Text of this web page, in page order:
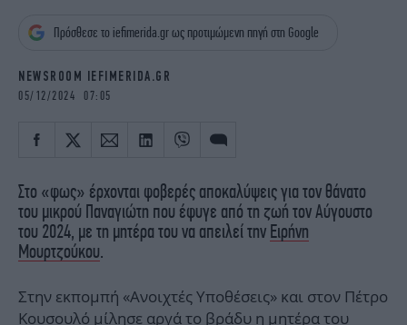
OSCARS
THE OCEAN
Πρόσθεσε το iefimerida.gr ως προτιμώμενη πηγή στη Google
NEWSROOM IEFIMERIDA.GR
05/12/2024 07:05
Στο «φως» έρχονται φοβερές αποκαλύψεις για τον θάνατο
του μικρού Παναγιώτη που έφυγε από τη ζωή τον Αύγουστο
του 2024, με τη μητέρα του να απειλεί την Ειρήνη
Μουρτζούκου.
Στην εκπομπή «Ανοιχτές Υποθέσεις» και στον Πέτρο
Κουσουλό μίλησε αργά το βράδυ η μητέρα του